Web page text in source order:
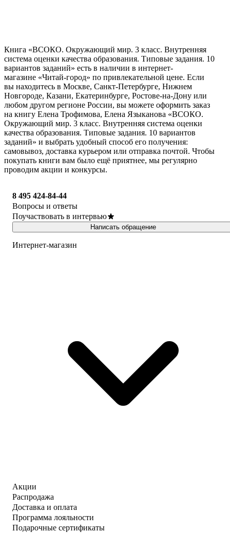
Книга «ВСОКО. Окружающий мир. 3 класс. Внутренняя
система оценки качества образования. Типовые задания. 10
вариантов заданий» есть в наличии в интернет-
магазине «Читай-город» по привлекательной цене. Если
вы находитесь в Москве, Санкт-Петербурге, Нижнем
Новгороде, Казани, Екатеринбурге, Ростове-на-Дону или
любом другом регионе России, вы можете оформить заказ
на книгу Елена Трофимова, Елена Языканова «ВСОКО.
Окружающий мир. 3 класс. Внутренняя система оценки
качества образования. Типовые задания. 10 вариантов
заданий» и выбрать удобный способ его получения:
самовывоз, доставка курьером или отправка почтой. Чтобы
покупать книги вам было ещё приятнее, мы регулярно
проводим акции и конкурсы.
8 495 424-84-44
Вопросы и ответы
Поучаствовать в интервью
Написать обращение
Интернет-магазин
Акции
Распродажа
Доставка и оплата
Программа лояльности
Подарочные сертификаты